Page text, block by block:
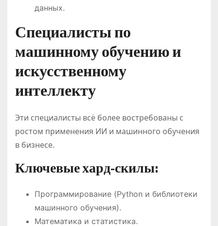
данных.
Специалисты по
машинному обучению и
искусственному
интеллекту
Эти специалисты всё более востребованы с
ростом применения ИИ и машинного обучения
в бизнесе.
Ключевые хард-скилы:
Программирование (Python и библиотеки
машинного обучения).
Математика и статистика.